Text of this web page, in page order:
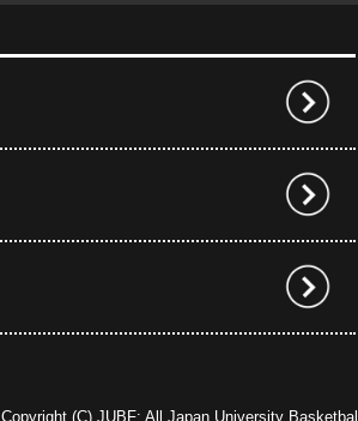
Copyright (C) JUBF: All Japan University